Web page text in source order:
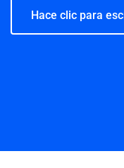
Hace clic para